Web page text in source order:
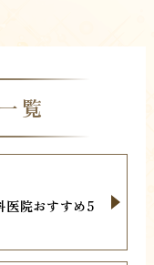
覧
医院おすすめ5